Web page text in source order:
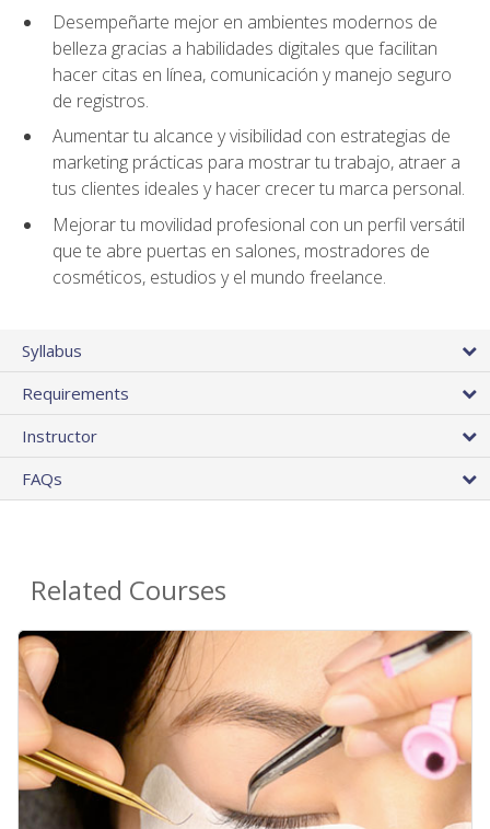
Desempeñarte mejor en ambientes modernos de
belleza gracias a habilidades digitales que facilitan
hacer citas en línea, comunicación y manejo seguro
de registros.
Aumentar tu alcance y visibilidad con estrategias de
marketing prácticas para mostrar tu trabajo, atraer a
tus clientes ideales y hacer crecer tu marca personal.
Mejorar tu movilidad profesional con un perfil versátil
que te abre puertas en salones, mostradores de
cosméticos, estudios y el mundo freelance.
Syllabus
Requirements
Instructor
FAQs
Related Courses